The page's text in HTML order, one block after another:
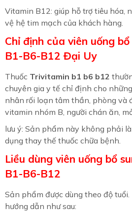
Vitamin B12: giúp hỗ trợ tiêu hóa,
vệ hệ tim mạch của khách hàng.
Chỉ định của viên uống
B1-B6-B12 Đại Uy
Thuốc Trivitamin b1 b6 b12
chuyên gia y tế chỉ định cho
nhân rối loạn tâm thần, phòng và
vitamin nhóm B, người chán ăn,
lưu ý: Sản phẩm này không phải
dụng thay thế thuốc chữa bệnh.
Liều dùng viên uống bổ
B1-B6-B12
Sản phẩm được dùng theo độ tuổi.
hướng dẫn như sau: